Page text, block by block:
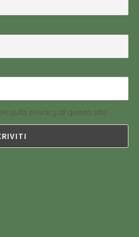
sulla privacy di questo sito